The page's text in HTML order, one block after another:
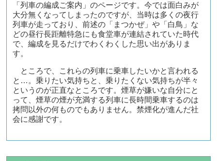
「列車の編成ご案内」のページです。今では面白みが
大分無くなってしまったのですが、当時は多くの夜行
列車が走っており、前述の「まつかぜ」や「白鳥」な
どの昼行長距離特急にも食堂車が連結されていた時代
で、編成を見るだけでわくわくした思い出がありま
す。
ところで、これらの列車に乗車したいかと言われる
と…。乗りたい気持ちと、乗りたくない気持ちが半々
というのが正直なところです。煙草が嫌いな自分にと
って、煙草の煙が充満する列車に長時間乗車するのは
拷問以外の何ものでもありません。禁煙化が進んだ社
会に感謝です。